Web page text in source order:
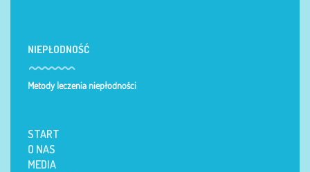
NIEPŁODNOŚĆ
Metody leczenia niepłodności
START
O NAS
MEDIA